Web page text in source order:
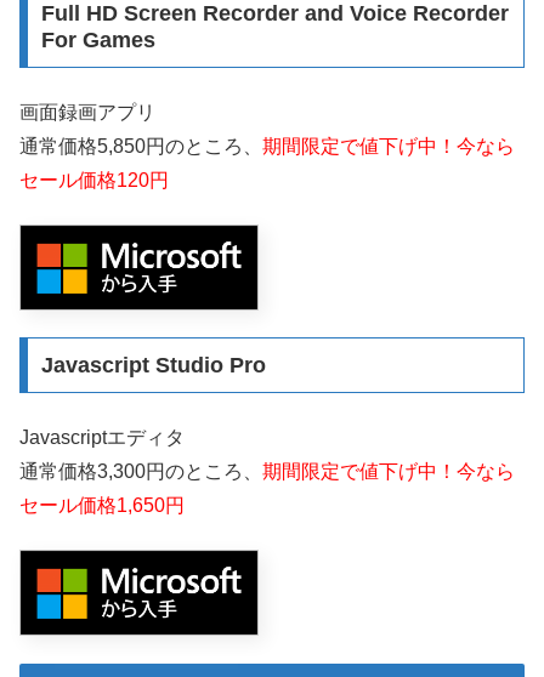
Full HD Screen Recorder and Voice Recorder
For Games
画面録画アプリ
通常価格5,850円のところ、 期間限定で値下げ中！今なら
セール価格120円
Javascript Studio Pro
Javascriptエディタ
通常価格3,300円のところ、 期間限定で値下げ中！今なら
セール価格1,650円